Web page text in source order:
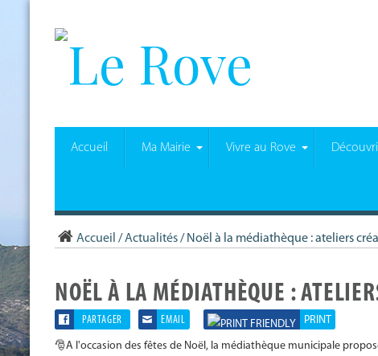
Accueil Ma Mairie Vivre au Rove
Accueil /Actualités/ Noël à la médiathèque : ateliers
NOËL À LA MÉDIATHÈQUE :
PARTAGER EMAIL PRINT
🎅A l'occasion des fêtes de Noël, la médiathèque municipale